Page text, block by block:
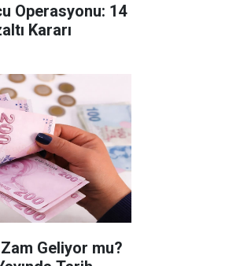
Operasyonu: 14
Kararı
Geliyor mu?